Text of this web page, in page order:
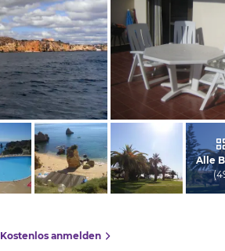
von Stefan,
von Stefan,
Alle
(
Kostenlos anmelden